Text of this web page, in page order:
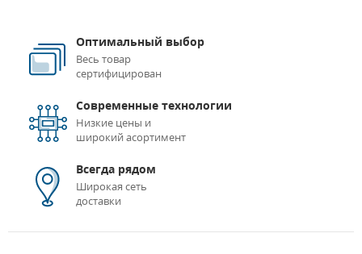
Оптимальный выбор
Весь товар
сертифицирован
Современные технологии
Низкие цены и
широкий асортимент
Всегда рядом
Широкая сеть
доставки